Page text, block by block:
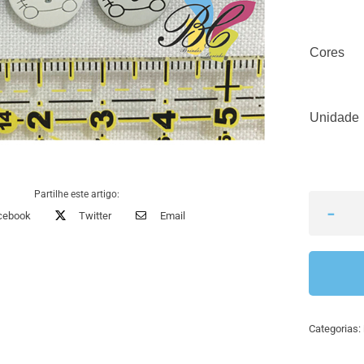
Partilhe este artigo:
Twitter Email
Cores
Unidade
Categorias: